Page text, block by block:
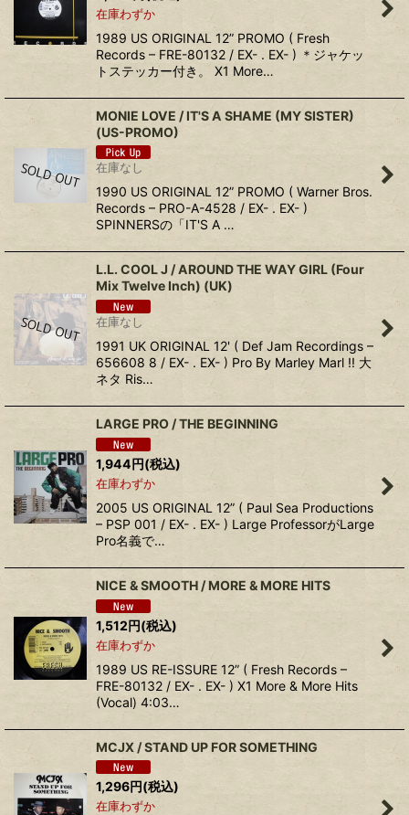
在庫わずか
1989 US ORIGINAL 12” PROMO ( Fresh
Records – FRE-80132 / EX- . EX- ) ＊ジャケッ
トステッカー付き。 X1 More…
MONIE LOVE / IT'S A SHAME (MY SISTER)
(US-PROMO)
在庫なし
1990 US ORIGINAL 12” PROMO ( Warner Bros.
Records – PRO-A-4528 / EX- . EX- )
SPINNERSの「IT'S A …
L.L. COOL J / AROUND THE WAY GIRL (Four
Mix Twelve Inch) (UK)
在庫なし
1991 UK ORIGINAL 12' ( Def Jam Recordings –
656608 8 / EX- . EX- ) Pro By Marley Marl !! 大
ネタ Ris…
LARGE PRO / THE BEGINNING
1,944円(税込)
在庫わずか
2005 US ORIGINAL 12” ( Paul Sea Productions
– PSP 001 / EX- . EX- ) Large ProfessorがLarge
Pro名義で…
NICE & SMOOTH / MORE & MORE HITS
1,512円(税込)
在庫わずか
1989 US RE-ISSURE 12” ( Fresh Records –
FRE-80132 / EX- . EX- ) X1 More & More Hits
(Vocal) 4:03…
MCJX / STAND UP FOR SOMETHING
1,296円(税込)
在庫わずか